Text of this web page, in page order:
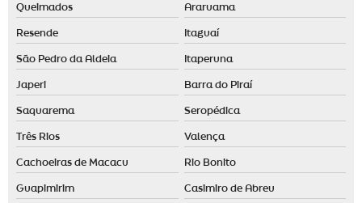
Difusor de ambiente automático
Difusor de ambiente grande
Difusor de aromas grande
Empresa de aromatização de ambientes em santo andré
Empresa de aromatização de ambientes em são paulo
Empresa de aromatização de eventos
Queimados Araruama
Resende Itaguaí
São Pedro da Aldeia Itaperuna
Japeri Barra do Piraí
Saquarema Seropédica
Três Rios Valença
Cachoeiras de Macacu Rio Bonito
Guapimirim Casimiro de Abreu